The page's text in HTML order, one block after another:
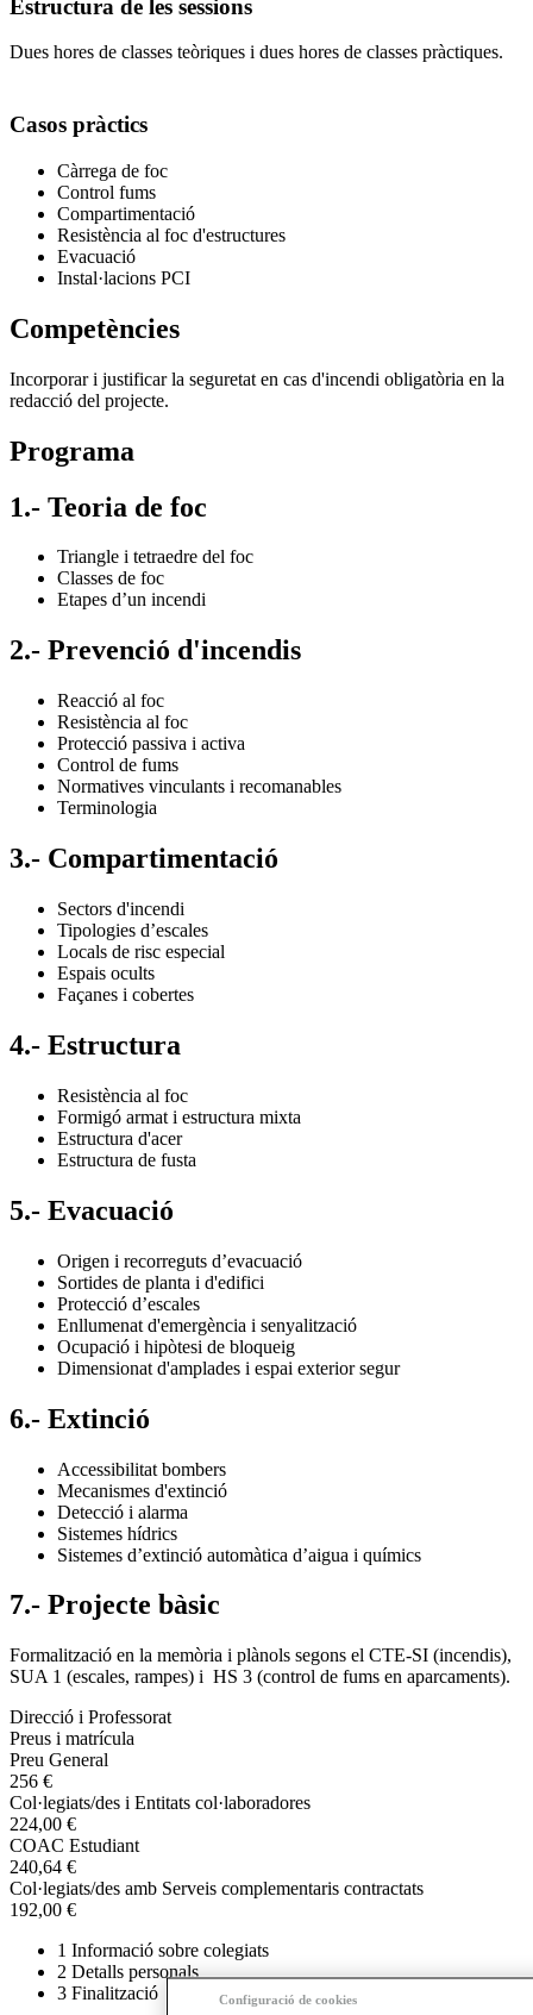
Estructura de les sessions
Dues hores de classes teòriques i dues hores de classes pràctiques.
Casos pràctics
Càrrega de foc
Control fums
Compartimentació
Resistència al foc d'estructures
Evacuació
Instal·lacions PCI
Competències
Incorporar i justificar la seguretat en cas d'incendi obligatòria en la
redacció del projecte.
Programa
1.- Teoria de foc
Triangle i tetraedre del foc
Classes de foc
Etapes d’un incendi
2.- Prevenció d'incendis
Reacció al foc
Resistència al foc
Protecció passiva i activa
Control de fums
Normatives vinculants i recomanables
Terminologia
3.- Compartimentació
Sectors d'incendi
Tipologies d’escales
Locals de risc especial
Espais ocults
Façanes i cobertes
4.- Estructura
Resistència al foc
Formigó armat i estructura mixta
Estructura d'acer
Estructura de fusta
5.- Evacuació
Origen i recorreguts d’evacuació
Sortides de planta i d'edifici
Protecció d’escales
Enllumenat d'emergència i senyalització
Ocupació i hipòtesi de bloqueig
Dimensionat d'amplades i espai exterior segur
6.- Extinció
Accessibilitat bombers
Mecanismes d'extinció
Detecció i alarma
Sistemes hídrics
Sistemes d’extinció automàtica d’aigua i químics
7.- Projecte bàsic
Formalització en la memòria i plànols segons el CTE-SI (incendis),
SUA 1 (escales, rampes) i HS 3 (control de fums en aparcaments).
Direcció i Professorat
Preus i matrícula
Preu General
256 €
Col·legiats/des i Entitats col·laboradores
224,00 €
COAC Estudiant
240,64 €
Col·legiats/des amb Serveis complementaris contractats
192,00 €
1 Informació sobre colegiats
2 Detalls personals
3 Finalització
Configuració de cookies